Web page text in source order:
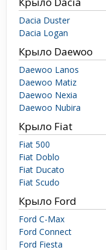
Dacia Duster
Dacia Logan
Крыло Daewoo
Daewoo Lanos
Daewoo Matiz
Daewoo Nexia
Daewoo Nubira
Крыло Fiat
Fiat 500
Fiat Doblo
Fiat Ducato
Fiat Scudo
Крыло Ford
Ford C-Max
Ford Connect
Ford Fiesta